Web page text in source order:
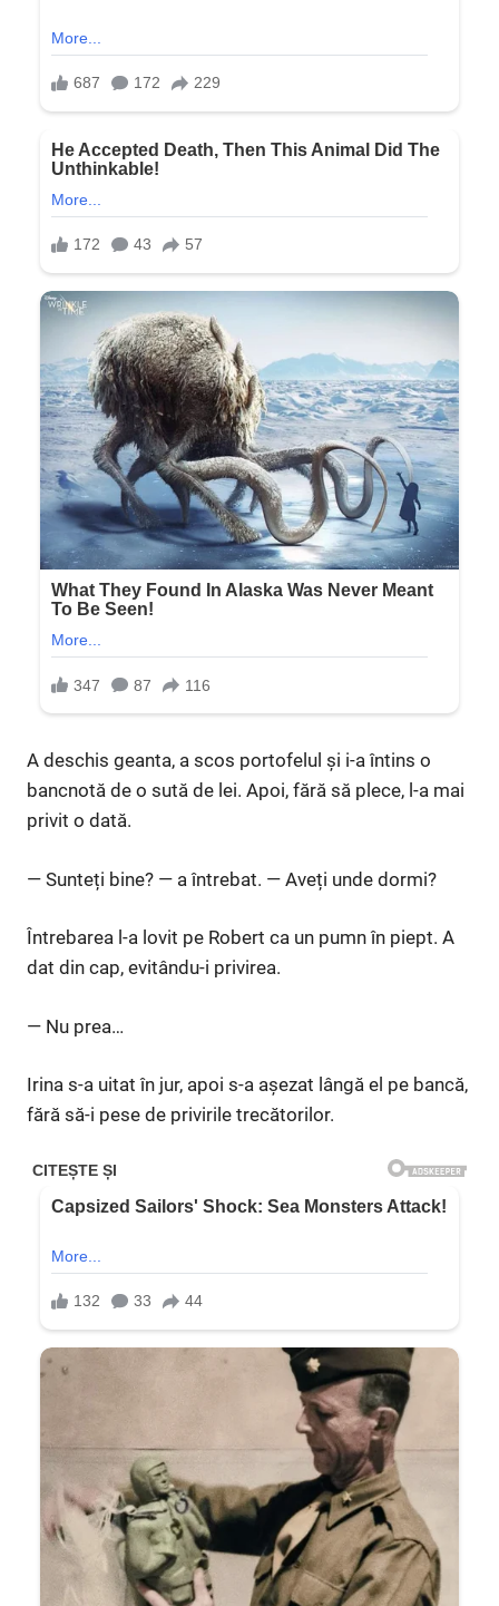
A deschis geanta, a scos portofelul și i-a întins o
bancnotă de o sută de lei. Apoi, fără să plece, l-a mai
privit o dată.
— Sunteți bine? — a întrebat. — Aveți unde dormi?
Întrebarea l-a lovit pe Robert ca un pumn în piept. A
dat din cap, evitându-i privirea.
— Nu prea…
Irina s-a uitat în jur, apoi s-a așezat lângă el pe bancă,
fără să-i pese de privirile trecătorilor.